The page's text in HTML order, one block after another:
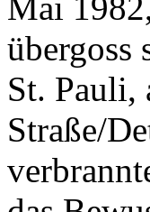
übergoss
St. Pauli,
Straße/